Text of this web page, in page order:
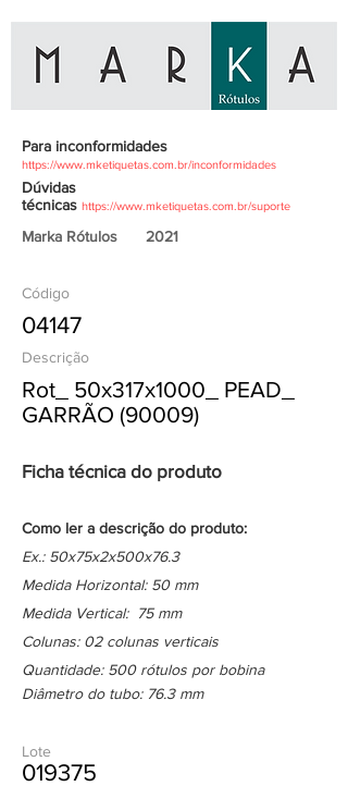
Para inconformidades
https://www.mketiquetas.com.br/inconformidades
Dúvidas
técnicas https://www.mketiquetas.com.br/suporte
Marka Rótulos 2021
Código
04147
Descrição
Rot_ 50x317x1000_ PEAD_
GARRÃO (90009)
Ficha técnica do produto
Como ler a descrição do produto:
Ex.: 50x75x2x500x76.3
Medida Horizontal: 50 mm
Medida Vertical: 75 mm
Colunas: 02 colunas verticais
Quantidade: 500 rótulos por bobina
Diâmetro do tubo: 76.3 mm
Lote
019375